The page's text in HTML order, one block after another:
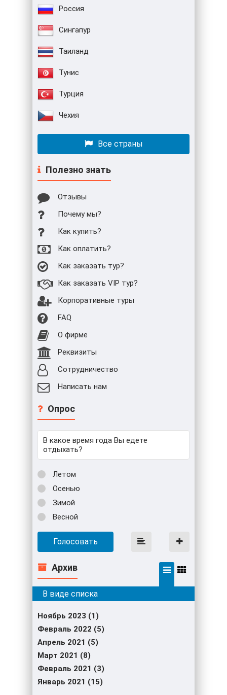
Россия
Сингапур
Таиланд
Тунис
Турция
Чехия
Все страны
Полезно знать
Отзывы
Почему мы?
Как купить?
Как оплатить?
Как заказать тур?
Как заказать VIP тур?
Корпоративные туры
FAQ
О фирме
Реквизиты
Сотрудничество
Написать нам
Опрос
В какое время года Вы едете
отдыхать?
Летом
Осенью
Зимой
Весной
Голосовать
Архив
Ноябрь 2023 (1)
Февраль 2022 (5)
Апрель 2021 (5)
Март 2021 (8)
Февраль 2021 (3)
Январь 2021 (15)